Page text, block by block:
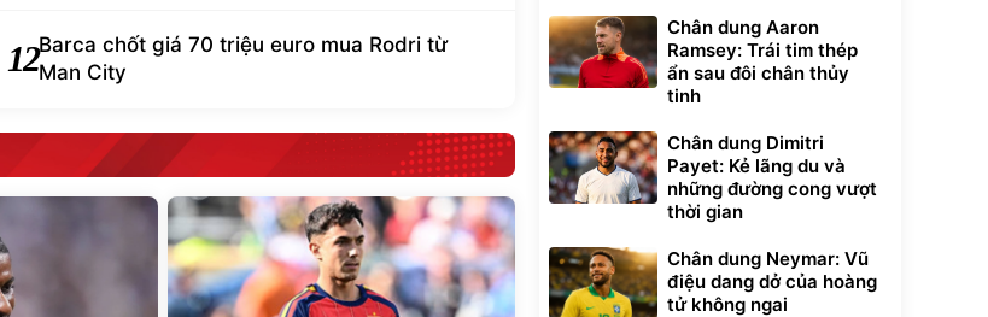
12Barca chốt giá 70 triệu euro mua Rodri từ
Man City
Chân dung Aaron
Ramsey: Trái tim thép
ẩn sau đôi chân thủy
tinh
Chân dung Dimitri
Payet: Kẻ lãng du và
những đường cong vượt
thời gian
Chân dung Neymar: Vũ
điệu dang dở của hoàng
tử không ngai